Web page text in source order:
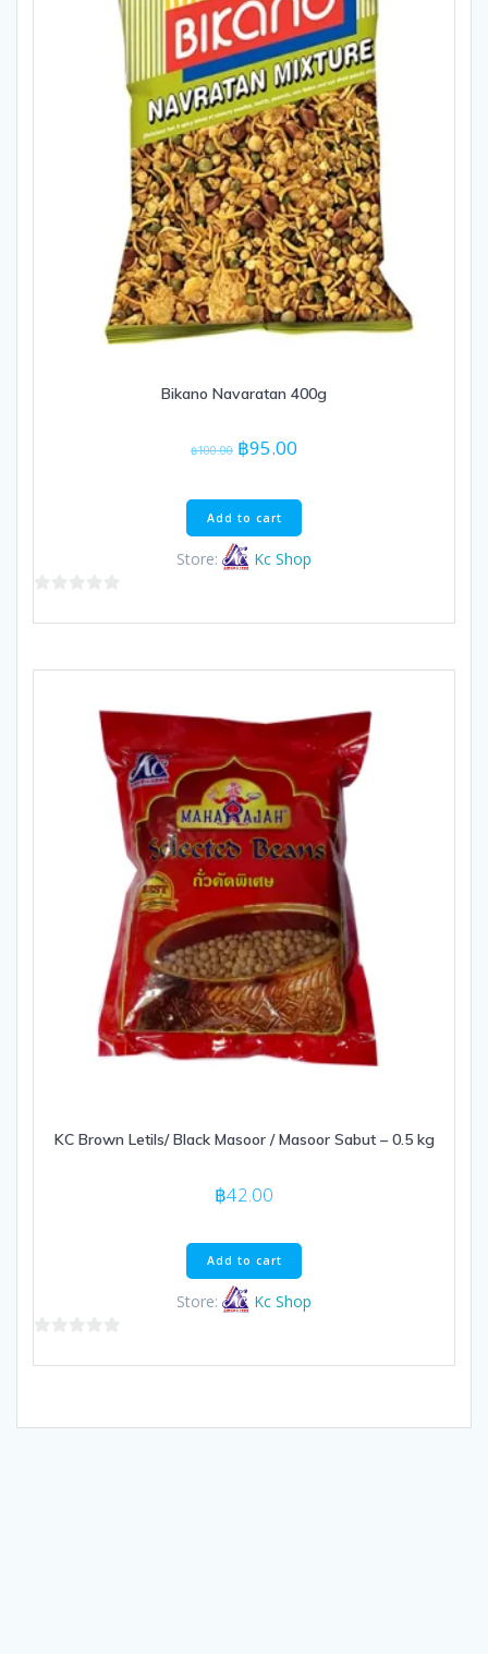
Bikano Navaratan 400g
฿100.00 Original
฿100.00.
฿95.00
Add to cart
Store: Kc Shop
KC Brown Letils/ Black Masoor / Masoor Sabut – 0.5 kg
฿42.00
Add to cart
Store: Kc Shop